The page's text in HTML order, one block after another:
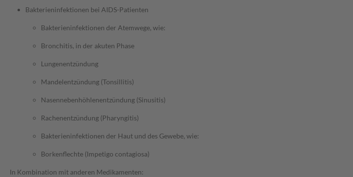
Bakterieninfektionen bei AIDS-Patienten
Bakterieninfektionen der Atemwege, wie:
Bronchitis, in der akuten Phase
Lungenentzündung
Mandelentzündung (Tonsillitis)
Nasennebenhöhlenentzündung (Sinusitis)
Rachenentzündung (Pharyngitis)
Bakterieninfektionen der Haut und des Gewebe, wie:
Borkenflechte (Impetigo contagiosa)
In Kombination mit anderen Medikamenten: